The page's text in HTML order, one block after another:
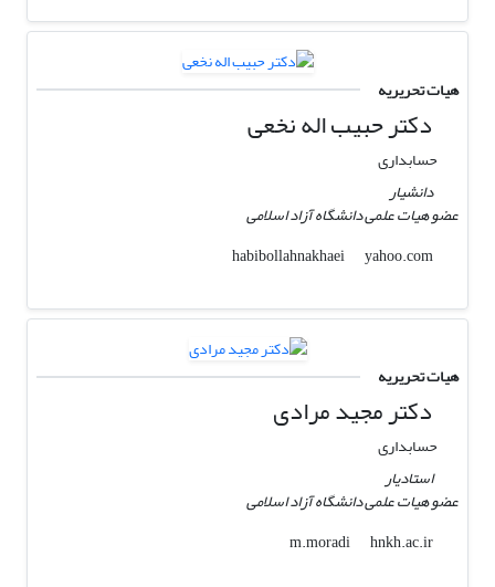
هیات تحریریه
دکتر حبیب اله نخعی
حسابداری
دانشیار
عضو هیات علمی دانشگاه آزاد اسلامی
habibollahnakhaei
yahoo.com
هیات تحریریه
دکتر مجید مرادی
حسابداری
استادیار
عضو هیات علمی دانشگاه آزاد اسلامی
m.moradi
hnkh.ac.ir